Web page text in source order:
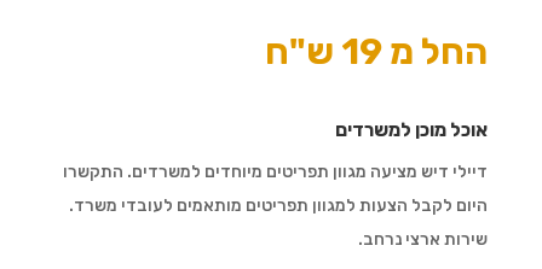
החל מ 19 ש"ח
אוכל מוכן למשרדים
דיילי דיש מציעה מגוון תפריטים מיוחדים למשרדים. התקשרו
היום לקבל הצעות למגוון תפריטים מותאמים לעובדי משרד.
שירות ארצי נרחב.